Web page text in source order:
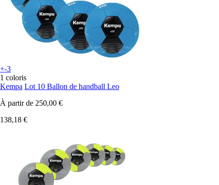
+-3
1 coloris
Kempa Lot 10 Ballon de handball Leo
À partir de 250,00 €
138,18 €